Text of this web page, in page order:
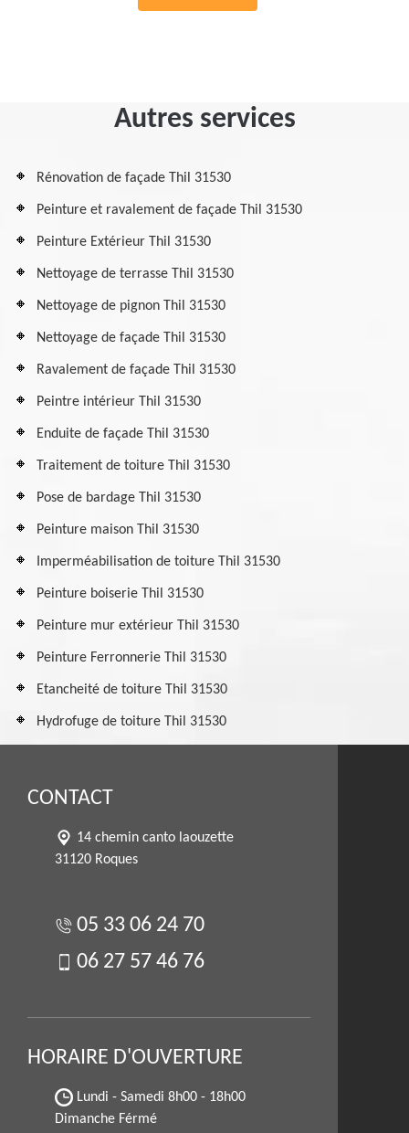
Autres services
Rénovation de façade Thil 31530
Peinture et ravalement de façade Thil 31530
Peinture Extérieur Thil 31530
Nettoyage de terrasse Thil 31530
Nettoyage de pignon Thil 31530
Nettoyage de façade Thil 31530
Ravalement de façade Thil 31530
Peintre intérieur Thil 31530
Enduite de façade Thil 31530
Traitement de toiture Thil 31530
Pose de bardage Thil 31530
Peinture maison Thil 31530
Imperméabilisation de toiture Thil 31530
Peinture boiserie Thil 31530
Peinture mur extérieur Thil 31530
Peinture Ferronnerie Thil 31530
Etancheité de toiture Thil 31530
Hydrofuge de toiture Thil 31530
CONTACT
14 chemin canto laouzette
31120 Roques
05 33 06 24 70
06 27 57 46 76
HORAIRE D'OUVERTURE
Lundi - Samedi 8h00 - 18h00
Dimanche Férmé